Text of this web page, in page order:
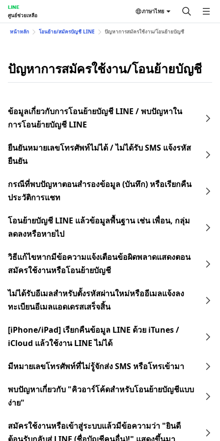
LINE
ศูนย์ช่วยเหลือ
ภาษาไทย
หน้าหลัก โอนย้าย/สมัครบัญชี LINE ปัญหาการสมัครใช้งาน/โอนย้ายบัญชี
ปัญหาการสมัครใช้งาน/โอนย้ายบัญชี
ข้อมูลเกี่ยวกับการโอนย้ายบัญชี LINE / พบปัญหาใน
การโอนย้ายบัญชี LINE
ยืนยันหมายเลขโทรศัพท์ไม่ได้ / ไม่ได้รับ SMS แจ้งรหัส
ยืนยัน
กรณีที่พบปัญหาตอนสำรองข้อมูล (บันทึก) หรือเรียกคืน
ประวัติการแชท
โอนย้ายบัญชี LINE แล้วข้อมูลพื้นฐาน เช่น เพื่อน, กลุ่ม
ลดลงหรือหายไป
วิธีแก้ไขหากมีข้อความแจ้งเตือนข้อผิดพลาดแสดงตอน
สมัครใช้งานหรือโอนย้ายบัญชี
ไม่ได้รับอีเมลสำหรับตั้งรหัสผ่านใหม่หรืออีเมลแจ้งลง
ทะเบียนอีเมลแอดเดรสเสร็จสิ้น
[iPhone/iPad] เรียกคืนข้อมูล LINE ด้วย iTunes /
iCloud แล้วใช้งาน LINE ไม่ได้
มีหมายเลขโทรศัพท์ที่ไม่รู้จักส่ง SMS หรือโทรเข้ามา
พบปัญหาเกี่ยวกับ "คิวอาร์โค้ดสำหรับโอนย้ายบัญชีแบบ
ง่าย"
สมัครใช้งานหรือเข้าสู่ระบบแล้วมีข้อความว่า "ยินดี